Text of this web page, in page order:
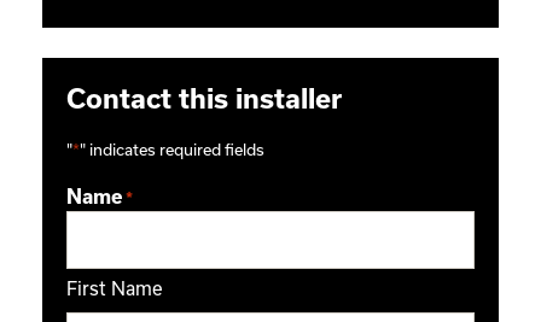
Contact this installer
"*" indicates required fields
Name *
First Name